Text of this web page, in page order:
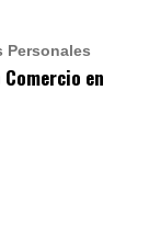
Personales
en